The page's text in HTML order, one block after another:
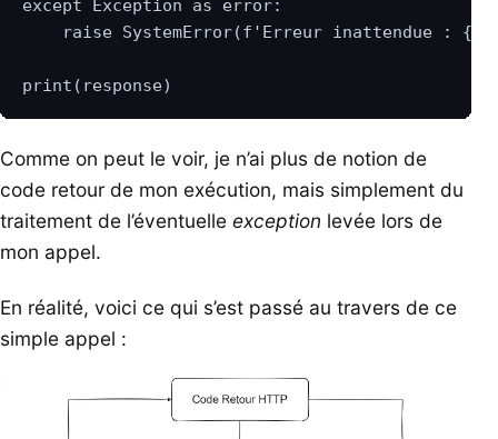
Comme on peut le voir, je n’ai plus de notion de
code retour de mon exécution, mais simplement du
traitement de l’éventuelle exception levée lors de
mon appel.
En réalité, voici ce qui s’est passé au travers de ce
simple appel :